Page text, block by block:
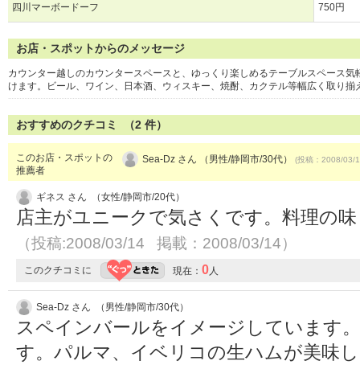
四川マーボードーフ 750円
お店・スポットからのメッセージ
カウンター越しのカウンタースペースと、ゆっくり楽しめるテーブルスペース
けます。ビール、ワイン、日本酒、ウィスキー、焼酎、カクテル等幅広く取り
おすすめのクチコミ （2 件）
このお店・スポットの
推薦者
Sea-Dz さん （男性/静岡市/30代） (投稿：2008/03/
ギネス さん （女性/静岡市/20代）
店主がユニークで気さくです。料理の
（投稿:2008/03/14 掲載：2008/03/14）
このクチコミに 現在： 0人
Sea-Dz さん （男性/静岡市/30代）
スペインバールをイメージしています
す。パルマ、イベリコの生ハムが美味